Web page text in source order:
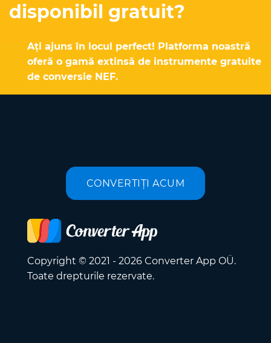
disponibil gratuit?
Ați ajuns în locul perfect! Platforma noastră
oferă o gamă extinsă de instrumente gratuite
de conversie NEF.
CONVERTIȚI ACUM
Copyright © 2021 - 2026 Converter App OÜ.
Toate drepturile rezervate.